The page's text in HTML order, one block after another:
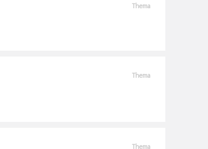
Thema
Thema
Thema